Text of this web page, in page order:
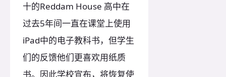
十的Reddam House 高中在
过去5年间一直在课堂上使用
iPad中的电子教科书，但学生
们的反馈他们更喜欢用纸质
书。因此学校宣布，将恢复使